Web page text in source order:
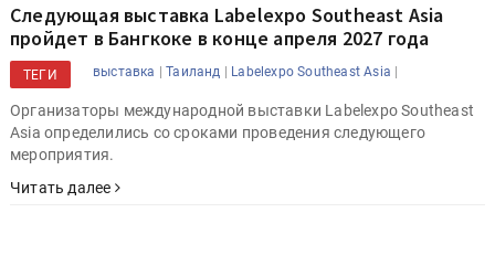
Следующая выставка Labelexpo Southeast Asia
пройдет в Бангкоке в конце апреля 2027 года
ТЕГИ выставка |Таиланд | Labelexpo Southeast Asia |
Организаторы международной выставки Labelexpo Southeast
Asia определились со сроками проведения следующего
мероприятия.
Читать далее